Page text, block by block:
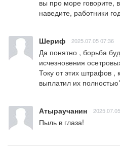
вы про море говорите,
наведите, работники
Шериф 2025.07.05 07:36
Да понятно , борьба
исчезновения
Току от этих штрафов ,
выплатил их
Атыраучанин
Пыль в глаза!